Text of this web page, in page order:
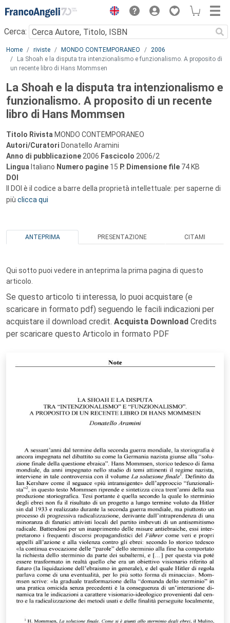
Menu
Cerca:
Main content
Home riviste MONDO CONTEMPORANEO
2006
La Shoah e la disputa tra intenzionalismo e funzionalismo. A proposito di
un recente libro di Hans Mommsen
La Shoah e la disputa tra intenzionalismo e
funzionalismo. A proposito di un recente
libro di Hans Mommsen
Titolo Rivista MONDO CONTEMPORANEO
Autori/Curatori Donatello Aramini
Anno di pubblicazione 2006 Fascicolo 2006/2
Lingua Italiano Numero pagine 15 P. Dimensione file 74 KB
DOI
Il DOI è il codice a barre della proprietà intellettuale: per saperne di
più clicca qui
ANTEPRIMA PRESENTAZIONE CITAMI
Qui sotto puoi vedere in anteprima la prima pagina di questo
articolo.
Se questo articolo ti interessa, lo puoi acquistare (e
scaricare in formato pdf) seguendo le facili indicazioni per
acquistare il download credit. Acquista Download Credits
per scaricare questo Articolo in formato PDF